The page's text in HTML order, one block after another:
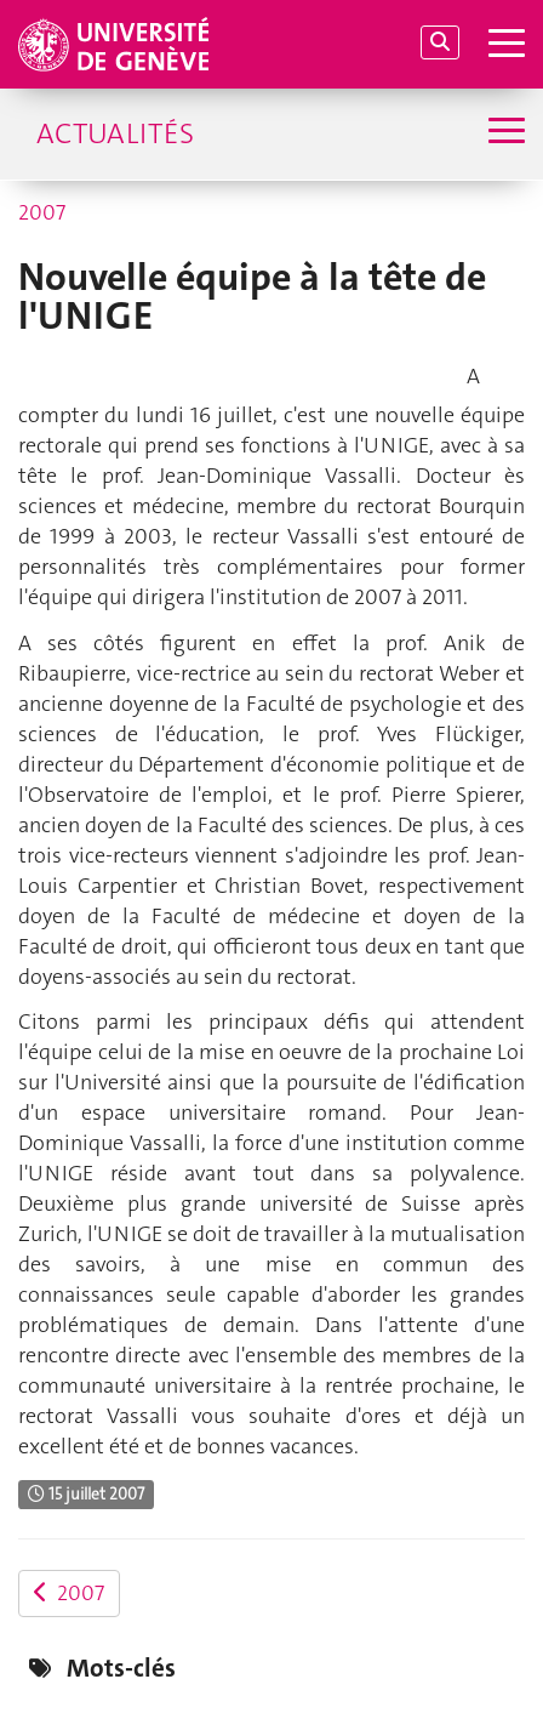
ACTUALITÉS
2007
Nouvelle équipe à la tête de
l'UNIGE
A
compter du lundi 16 juillet, c'est une nouvelle équipe
rectorale qui prend ses fonctions à l'UNIGE, avec à sa
tête le prof. Jean-Dominique Vassalli. Docteur ès
sciences et médecine, membre du rectorat Bourquin
de 1999 à 2003, le recteur Vassalli s'est entouré de
personnalités très complémentaires pour former
l'équipe qui dirigera l'institution de 2007 à 2011.
A ses côtés figurent en effet la prof. Anik de
Ribaupierre, vice-rectrice au sein du rectorat Weber et
ancienne doyenne de la Faculté de psychologie et des
sciences de l'éducation, le prof. Yves Flückiger,
directeur du Département d'économie politique et de
l'Observatoire de l'emploi, et le prof. Pierre Spierer,
ancien doyen de la Faculté des sciences. De plus, à ces
trois vice-recteurs viennent s'adjoindre les prof. Jean-
Louis Carpentier et Christian Bovet, respectivement
doyen de la Faculté de médecine et doyen de la
Faculté de droit, qui officieront tous deux en tant que
doyens-associés au sein du rectorat.
Citons parmi les principaux défis qui attendent
l'équipe celui de la mise en oeuvre de la prochaine Loi
sur l'Université ainsi que la poursuite de l'édification
d'un espace universitaire romand. Pour Jean-
Dominique Vassalli, la force d'une institution comme
l'UNIGE réside avant tout dans sa polyvalence.
Deuxième plus grande université de Suisse après
Zurich, l'UNIGE se doit de travailler à la mutualisation
des savoirs, à une mise en commun des
connaissances seule capable d'aborder les grandes
problématiques de demain. Dans l'attente d'une
rencontre directe avec l'ensemble des membres de la
communauté universitaire à la rentrée prochaine, le
rectorat Vassalli vous souhaite d'ores et déjà un
excellent été et de bonnes vacances.
15 juillet 2007
2007
Mots-clés